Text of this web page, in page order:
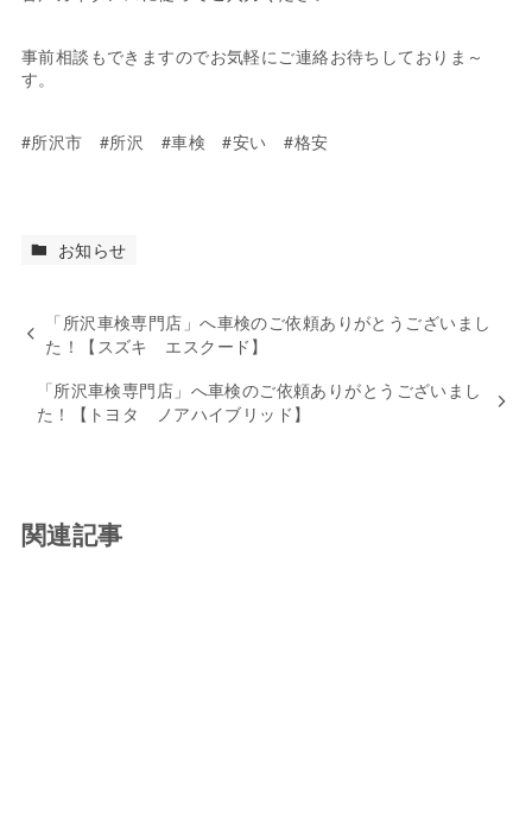
事前相談もできますのでお気軽にご連絡お待ちしておりま～
す。
#所沢市 #所沢 #車検 #安い #格安
お知らせ
「所沢車検専門店」へ車検のご依頼ありがとうございまし
た！【スズキ エスクード】
「所沢車検専門店」へ車検のご依頼ありがとうございまし
た！【トヨタ ノアハイブリッド】
関連記事